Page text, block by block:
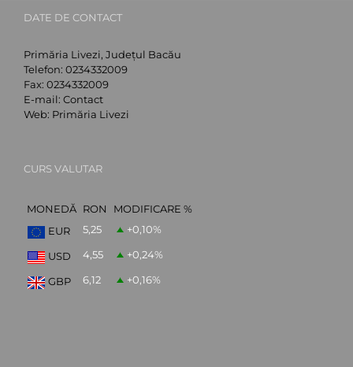
DATE DE CONTACT
Primăria Livezi, Județul Bacău
Telefon: 0234332009
Fax: 0234332009
E-mail: Contact
Web: Primăria Livezi
CURS VALUTAR
MONEDĂ RON
MODIFICARE %
EUR
5,25 +0,10%
USD 4,55 +0,24%
GBP 6,12 +0,16%